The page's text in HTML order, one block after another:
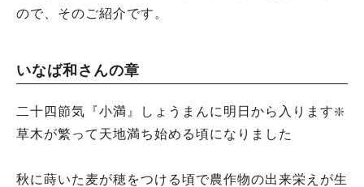
ので、そのご紹介です。
いなば和さんの章
二十四節気『小満』しょうまんに明日から入ります❇️
草木が繁って天地満ち始める頃になりました
秋に蒔いた麦が穂をつける頃で農作物の出来栄えが生